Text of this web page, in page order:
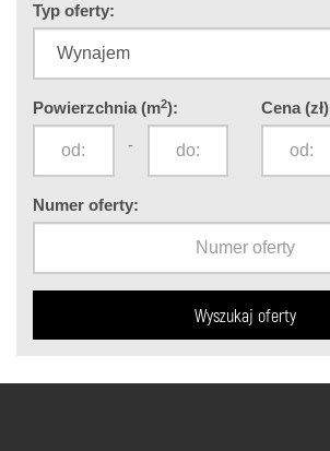
Typ oferty:
Powierzchnia (m2):
-
Cena
Numer oferty: